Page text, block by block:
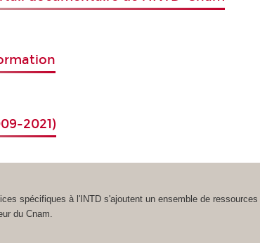
2021)
spécifiques à l'INTD s'ajoutent un ensemble de
du Cnam.